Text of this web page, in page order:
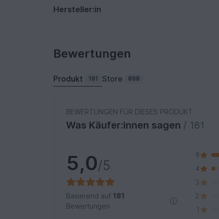
Hersteller:in
Bewertungen
Produkt 181 Store 898
BEWERTUNGEN FÜR DIESES PRODUKT
Was Käufer:innen sagen / 181
5,0/5
Basierend auf 181
Bewertungen
5
4
3
2